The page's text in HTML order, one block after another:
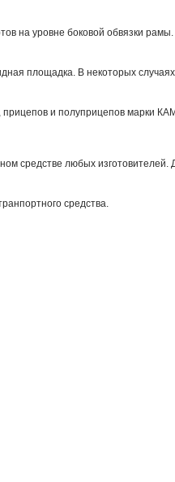
на уровне боковой обвязки
площадка. В некоторых
и полуприцепов марки
средстве любых
средства.